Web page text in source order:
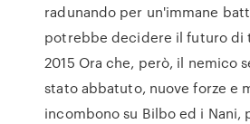
radunando per un'immane
potrebbe decidere il futuro
2015 Ora che, però, il nemico
stato abbatuto, nuove forze e
incombono su Bilbo ed i Nani,